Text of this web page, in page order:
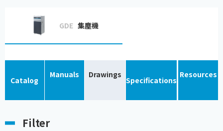
GDE 集塵機
Catalog
Manuals Drawings
Specifications
Resources
Filter